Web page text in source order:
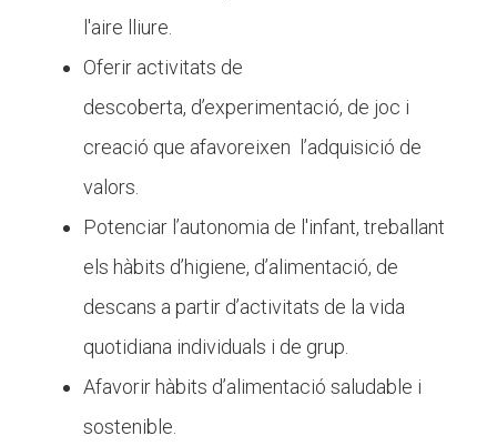
l'aire lliure.
Oferir activitats de
descoberta, d’experimentació, de joc i
creació que afavoreixen l’adquisició de
valors.
Potenciar l’autonomia de l'infant, treballant
els hàbits d’higiene, d’alimentació, de
descans a partir d’activitats de la vida
quotidiana individuals i de grup.
Afavorir hàbits d’alimentació saludable i
sostenible.